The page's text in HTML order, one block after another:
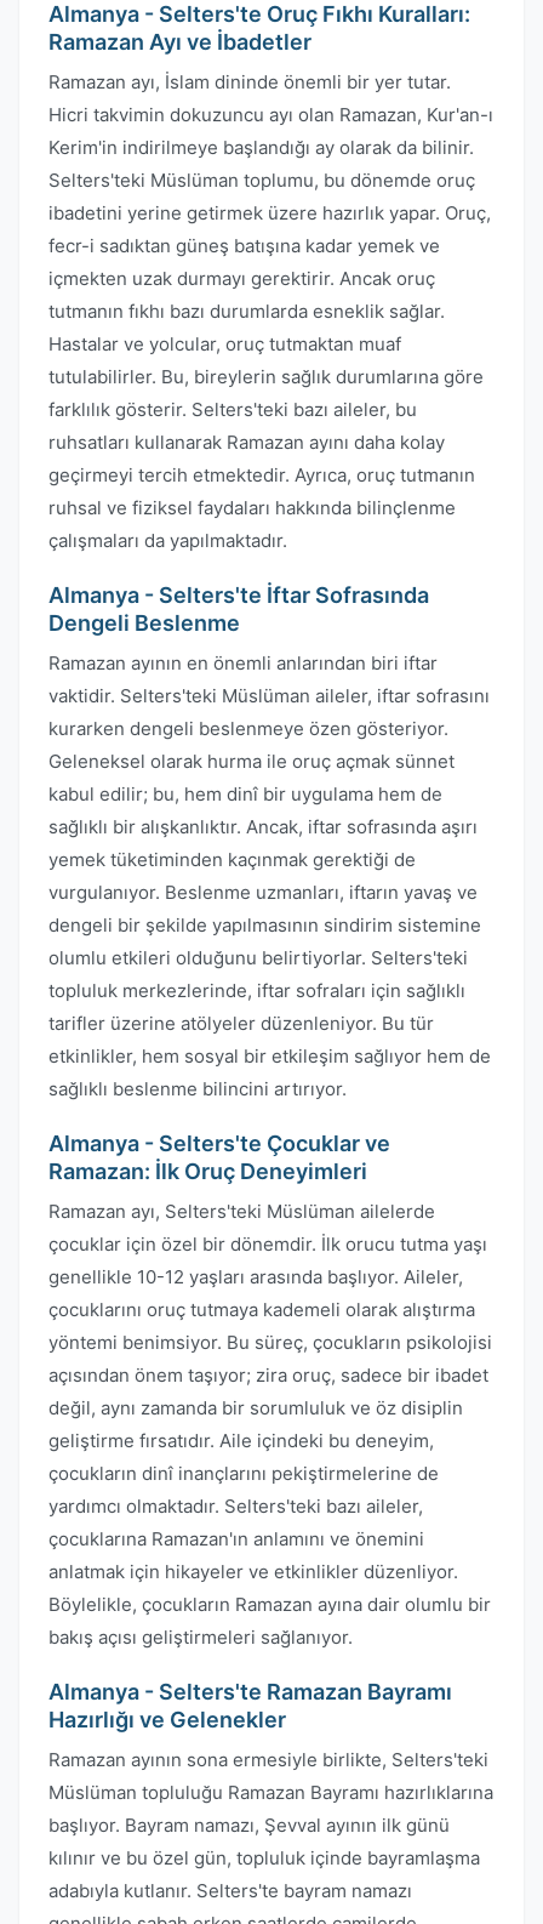
Almanya - Selters'te Oruç Fıkhı Kuralları:
Ramazan Ayı ve İbadetler
Ramazan ayı, İslam dininde önemli bir yer tutar.
Hicri takvimin dokuzuncu ayı olan Ramazan, Kur'an-ı
Kerim'in indirilmeye başlandığı ay olarak da bilinir.
Selters'teki Müslüman toplumu, bu dönemde oruç
ibadetini yerine getirmek üzere hazırlık yapar. Oruç,
fecr-i sadıktan güneş batışına kadar yemek ve
içmekten uzak durmayı gerektirir. Ancak oruç
tutmanın fıkhı bazı durumlarda esneklik sağlar.
Hastalar ve yolcular, oruç tutmaktan muaf
tutulabilirler. Bu, bireylerin sağlık durumlarına göre
farklılık gösterir. Selters'teki bazı aileler, bu
ruhsatları kullanarak Ramazan ayını daha kolay
geçirmeyi tercih etmektedir. Ayrıca, oruç tutmanın
ruhsal ve fiziksel faydaları hakkında bilinçlenme
çalışmaları da yapılmaktadır.
Almanya - Selters'te İftar Sofrasında
Dengeli Beslenme
Ramazan ayının en önemli anlarından biri iftar
vaktidir. Selters'teki Müslüman aileler, iftar sofrasını
kurarken dengeli beslenmeye özen gösteriyor.
Geleneksel olarak hurma ile oruç açmak sünnet
kabul edilir; bu, hem dinî bir uygulama hem de
sağlıklı bir alışkanlıktır. Ancak, iftar sofrasında aşırı
yemek tüketiminden kaçınmak gerektiği de
vurgulanıyor. Beslenme uzmanları, iftarın yavaş ve
dengeli bir şekilde yapılmasının sindirim sistemine
olumlu etkileri olduğunu belirtiyorlar. Selters'teki
topluluk merkezlerinde, iftar sofraları için sağlıklı
tarifler üzerine atölyeler düzenleniyor. Bu tür
etkinlikler, hem sosyal bir etkileşim sağlıyor hem de
sağlıklı beslenme bilincini artırıyor.
Almanya - Selters'te Çocuklar ve
Ramazan: İlk Oruç Deneyimleri
Ramazan ayı, Selters'teki Müslüman ailelerde
çocuklar için özel bir dönemdir. İlk orucu tutma yaşı
genellikle 10-12 yaşları arasında başlıyor. Aileler,
çocuklarını oruç tutmaya kademeli olarak alıştırma
yöntemi benimsiyor. Bu süreç, çocukların psikolojisi
açısından önem taşıyor; zira oruç, sadece bir ibadet
değil, aynı zamanda bir sorumluluk ve öz disiplin
geliştirme fırsatıdır. Aile içindeki bu deneyim,
çocukların dinî inançlarını pekiştirmelerine de
yardımcı olmaktadır. Selters'teki bazı aileler,
çocuklarına Ramazan'ın anlamını ve önemini
anlatmak için hikayeler ve etkinlikler düzenliyor.
Böylelikle, çocukların Ramazan ayına dair olumlu bir
bakış açısı geliştirmeleri sağlanıyor.
Almanya - Selters'te Ramazan Bayramı
Hazırlığı ve Gelenekler
Ramazan ayının sona ermesiyle birlikte, Selters'teki
Müslüman topluluğu Ramazan Bayramı hazırlıklarına
başlıyor. Bayram namazı, Şevval ayının ilk günü
kılınır ve bu özel gün, topluluk içinde bayramlaşma
adabıyla kutlanır. Selters'te bayram namazı